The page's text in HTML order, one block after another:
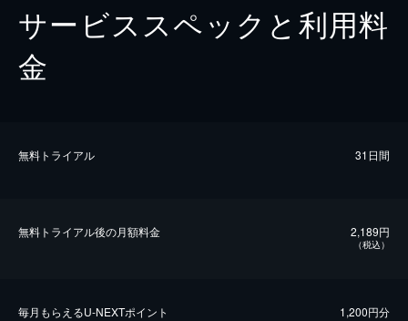
サービススペックと利用料
金
無料トライアル 31日間
無料トライアル後の⽉額料金 2,189円
（税込）
毎⽉もらえるU-NEXTポイント 1,200円分